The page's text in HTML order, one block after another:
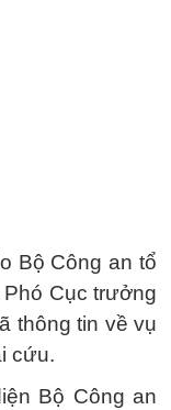
Bộ Công an tổ
Cục trưởng
thông tin về vụ
cứu.
Bộ Công an